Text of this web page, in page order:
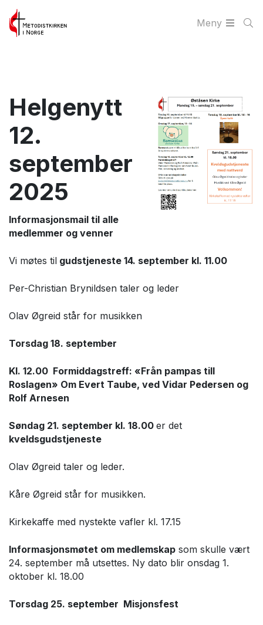
Meny
Helgenytt
12.
september
2025
Informasjonsmail til alle
medlemmer og venner
Vi møtes til gudstjeneste 14. september kl. 11.00
Per-Christian Brynildsen taler og leder
Olav Øgreid står for musikken
Torsdag 18. september
Kl. 12.00 Formiddagstreff: «Från pampas till
Roslagen» Om Evert Taube, ved Vidar Pedersen og
Rolf Arnesen
Søndag 21. september kl. 18.00 er det
kveldsgudstjeneste
Olav Øgreid taler og leder.
Kåre Øgreid står for musikken.
Kirkekaffe med nystekte vafler kl. 17.15
Informasjonsmøtet om medlemskap som skulle vært
24. september må utsettes. Ny dato blir onsdag 1.
oktober kl. 18.00
Torsdag 25. september Misjonsfest